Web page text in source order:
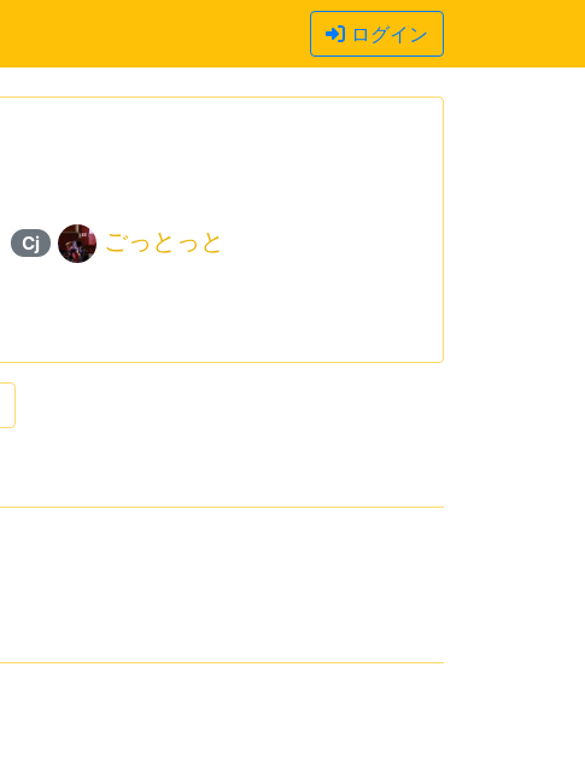
ログイン
Cj ごっとっと